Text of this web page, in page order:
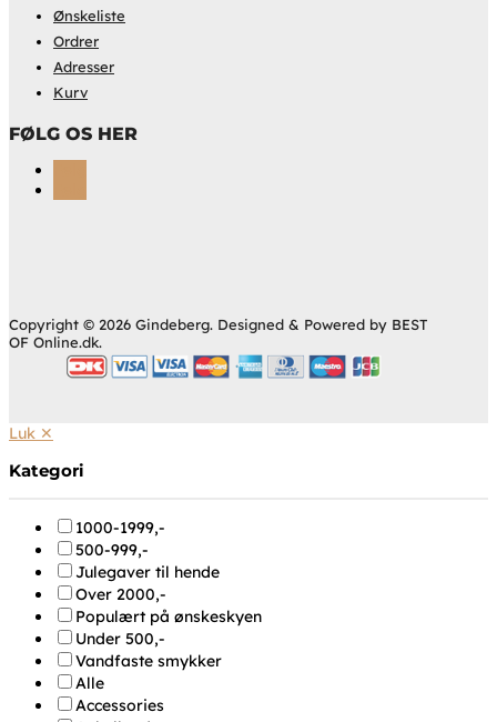
Ønskeliste
Ordrer
Adresser
Kurv
FØLG OS HER
Copyright © 2026 Gindeberg. Designed & Powered by BEST
OF Online.dk.
Luk ✕
Kategori
1000-1999,-
500-999,-
Julegaver til hende
Over 2000,-
Populært på ønskeskyen
Under 500,-
Vandfaste smykker
Alle
Accessories